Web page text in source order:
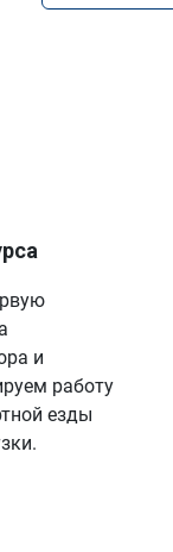
и
работу
езды